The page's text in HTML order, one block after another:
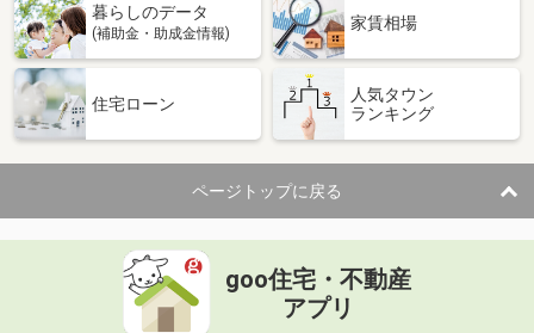
暮らしのデータ
(補助金・助成金情報)
家賃相場
住宅ローン
人気タウン
ランキング
ページトップに戻る
goo住宅・不動産
アプリ